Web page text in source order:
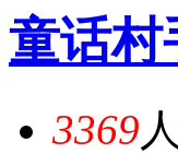
童话村
3369